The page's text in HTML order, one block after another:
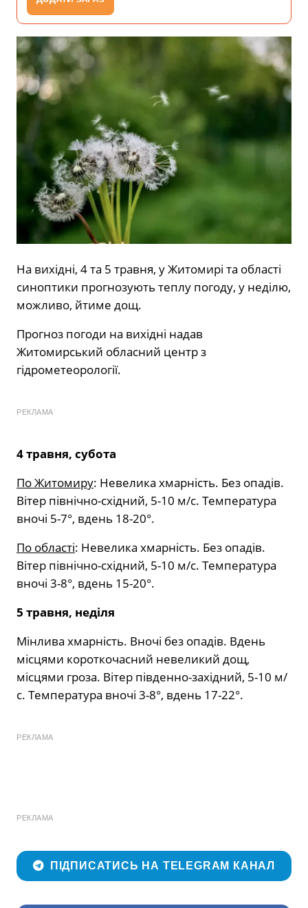
На вихідні, 4 та 5 травня, у Житомирі та області
синоптики прогнозують теплу погоду, у неділю,
можливо, йтиме дощ.
Прогноз погоди на вихідні надав
Житомирський обласний центр з
гідрометеорології.
РЕКЛАМА
4 травня, субота
По Житомиру: Невелика хмарність. Без опадів.
Вітер північно-східний, 5-10 м/с. Температура
вночі 5-7°, вдень 18-20°.
По області: Невелика хмарність. Без опадів.
Вітер північно-східний, 5-10 м/с. Температура
вночі 3-8°, вдень 15-20°.
5 травня, неділя
Мінлива хмарність. Вночі без опадів. Вдень
місцями короткочасний невеликий дощ,
місцями гроза. Вітер південно-західний, 5-10 м/
с. Температура вночі 3-8°, вдень 17-22°.
РЕКЛАМА
РЕКЛАМА
ПІДПИСАТИСЬ НА TELEGRAM КАНАЛ